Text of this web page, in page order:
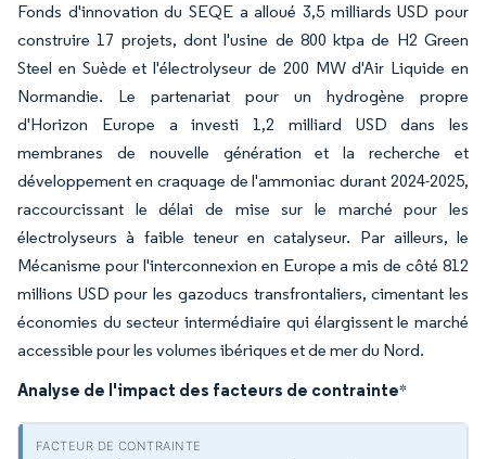
Fonds d'innovation du SEQE a alloué 3,5 milliards USD pour
construire 17 projets, dont l'usine de 800 ktpa de H2 Green
Steel en Suède et l'électrolyseur de 200 MW d'Air Liquide en
Normandie. Le partenariat pour un hydrogène propre
d'Horizon Europe a investi 1,2 milliard USD dans les
membranes de nouvelle génération et la recherche et
développement en craquage de l'ammoniac durant 2024-2025,
raccourcissant le délai de mise sur le marché pour les
électrolyseurs à faible teneur en catalyseur. Par ailleurs, le
Mécanisme pour l'interconnexion en Europe a mis de côté 812
millions USD pour les gazoducs transfrontaliers, cimentant les
économies du secteur intermédiaire qui élargissent le marché
accessible pour les volumes ibériques et de mer du Nord.
Analyse de l'impact des facteurs de contrainte*